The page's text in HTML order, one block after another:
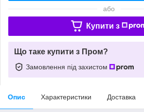
або
Купити з
Що таке купити з Пром?
Замовлення під захистом
Опис Характеристики Доставка